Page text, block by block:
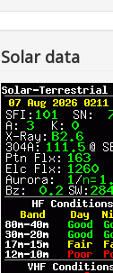
Solar data